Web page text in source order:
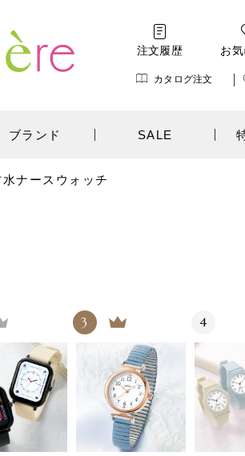
注文履歴 お
カタログ注文
ブランド SALE
水ナースウォッチ
3 4